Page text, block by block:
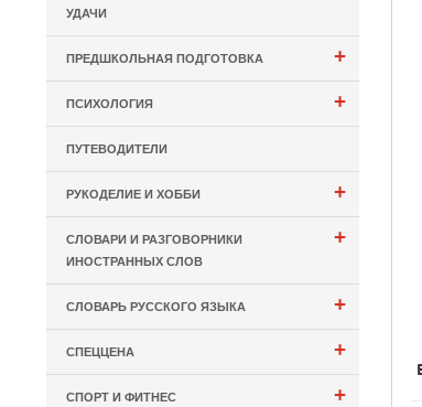
УДАЧИ
+
ПРЕДШКОЛЬНАЯ ПОДГОТОВКА
+
ПСИХОЛОГИЯ
ПУТЕВОДИТЕЛИ
+
РУКОДЕЛИЕ И ХОББИ
+
СЛОВАРИ И РАЗГОВОРНИКИ
ИНОСТРАННЫХ СЛОВ
+
СЛОВАРЬ РУССКОГО ЯЗЫКА
+
СПЕЦЦЕНА
+
СПОРТ И ФИТНЕС